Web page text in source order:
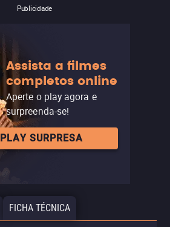
Publicidade
Assista a filmes
completos online
Aperte o play agora e
surpreenda-se!
PLAY SURPRESA
FICHA TÉCNICA